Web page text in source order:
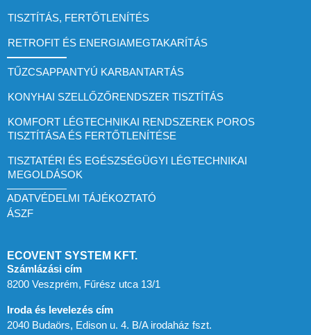
TISZTÍTÁS, FERTŐTLENÍTÉS
RETROFIT ÉS ENERGIAMEGTAKARÍTÁS
TŰZCSAPPANTYÚ KARBANTARTÁS
KONYHAI SZELLŐZŐRENDSZER TISZTÍTÁS
KOMFORT LÉGTECHNIKAI RENDSZEREK POROS
TISZTÍTÁSA ÉS FERTŐTLENÍTÉSE
TISZTATÉRI ÉS EGÉSZSÉGÜGYI LÉGTECHNIKAI
MEGOLDÁSOK
ADATVÉDELMI TÁJÉKOZTATÓ
ÁSZF
ECOVENT SYSTEM KFT.
Számlázási cím
8200 Veszprém, Fűrész utca 13/1
Iroda és levelezés cím
2040 Budaörs, Edison u. 4. B/A irodaház fszt.